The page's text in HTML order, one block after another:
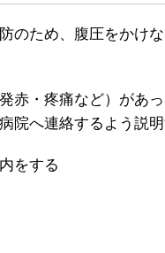
のため、腹圧をかけ
赤・疼痛など）があ
院へ連絡するよう説
をする